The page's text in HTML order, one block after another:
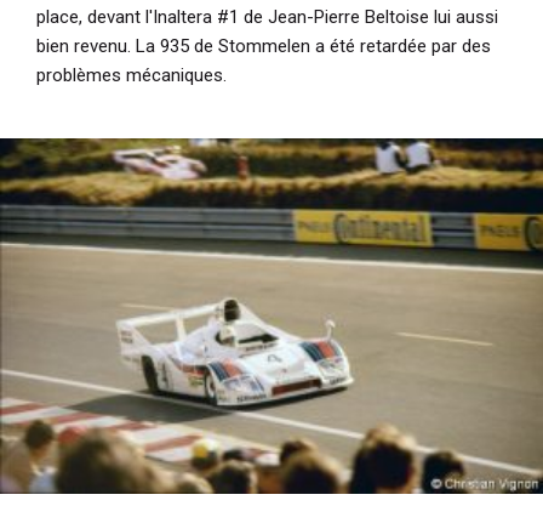
place, devant l'Inaltera #1 de Jean-Pierre Beltoise lui aussi
bien revenu. La 935 de Stommelen a été retardée par des
problèmes mécaniques.